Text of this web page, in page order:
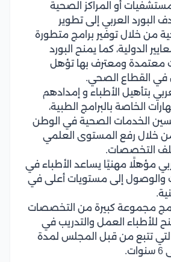
أو المراكز الصحية
البورد العربي إلى تطوير
من خلال توفير برامج متطورة
الدولية، كما يمنح البورد
معتمدة ومعترف بها تؤهل
في القطاع الصحي.
بتأهيل الأطباء و إمدادهم
الخاصة بالبرامج الطبية،
الخدمات الصحية في الوطن
خلال رفع المستوى العلمي
التخصصات.
مؤهلًا مهنيًا يساعد الأطباء في
والوصول إلى مستويات أعلى في
مجموعة كبيرة من التخصصات
للأطباء العمل والتدريب في
تتبع من قبل المجلس لمدة